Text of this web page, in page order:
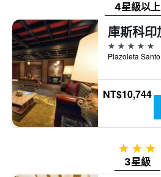
4星級以上
5星級
NT$10,744
3星級
3星級